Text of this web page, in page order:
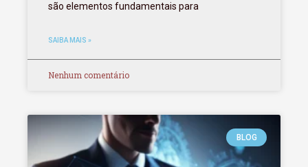
são elementos fundamentais para
SAIBA MAIS »
Nenhum comentário
BLOG